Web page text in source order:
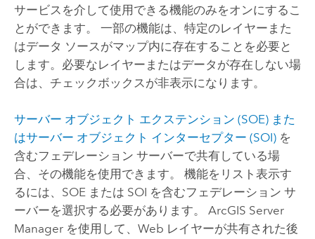
サービスを介して使用できる機能のみをオンにするこ
とができます。 一部の機能は、特定のレイヤーまた
はデータ ソースがマップ内に存在することを必要と
します。必要なレイヤーまたはデータが存在しない場
合は、チェックボックスが非表示になります。
サーバー オブジェクト エクステンション (SOE) また
はサーバー オブジェクト インターセプター (SOI)を
含むフェデレーション サーバーで共有している場
合、その機能を使用できます。 機能をリスト表示す
るには、SOE または SOI を含むフェデレーション サ
ーバーを選択する必要があります。 ArcGIS Server
Manager を使用して、Web レイヤーが共有された後